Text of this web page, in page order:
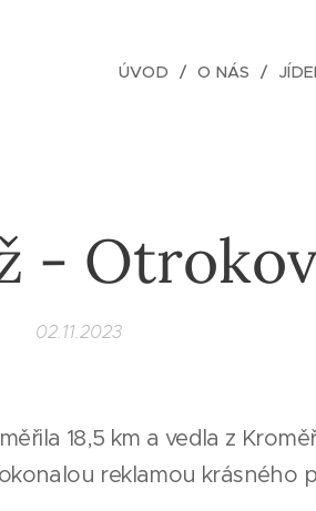
ÚVOD O NÁS
-
02.11.2023
18,5 km a vedla z
reklamou krásného